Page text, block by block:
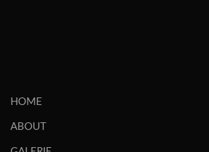
HOME
ABOUT